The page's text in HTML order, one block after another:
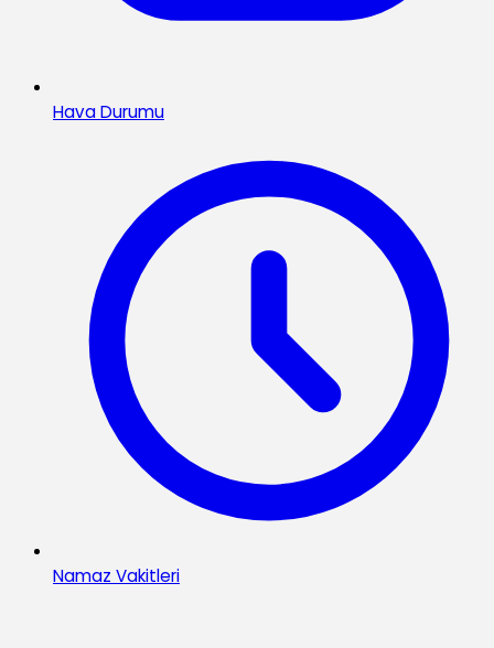
Hava Durumu
Namaz Vakitleri